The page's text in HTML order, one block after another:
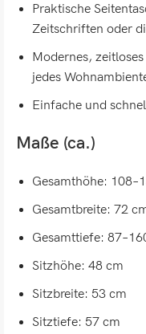
Praktische
Zeitschriften oder
Modernes,
jedes
Einfache und
Maße (ca.)
Gesamthöhe:
Gesamtbreite: 72
Gesamttiefe:
Sitzhöhe: 48 cm
Sitzbreite: 53 cm
Sitztiefe: 57 cm